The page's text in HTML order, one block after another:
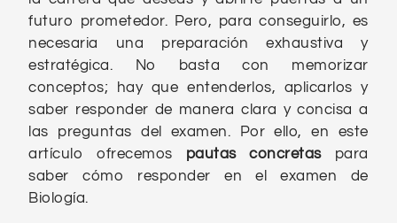
futuro prometedor. Pero, para conseguirlo, es
necesaria una preparación exhaustiva y
estratégica. No basta con memorizar
conceptos; hay que entenderlos, aplicarlos y
saber responder de manera clara y concisa a
las preguntas del examen. Por ello, en este
artículo ofrecemos pautas concretaspara
saber cómo responder en el examen de
Biología.